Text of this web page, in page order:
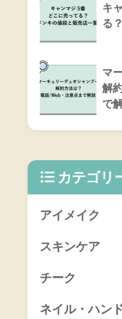
キ
る
マ
解
で
カテゴリ
アイメイク
スキンケア
チーク
ネイル・ハン